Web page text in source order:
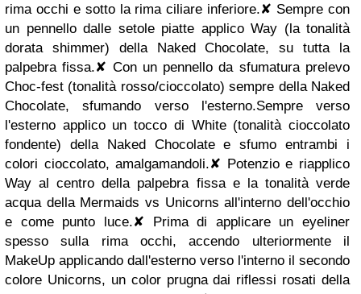
rima occhi e sotto la rima ciliare inferiore.✘ Sempre con
un pennello dalle setole piatte applico Way (la tonalità
dorata shimmer) della Naked Chocolate, su tutta la
palpebra fissa.✘ Con un pennello da sfumatura prelevo
Choc-fest (tonalità rosso/cioccolato) sempre della Naked
Chocolate, sfumando verso l'esterno.Sempre verso
l'esterno applico un tocco di White (tonalità cioccolato
fondente) della Naked Chocolate e sfumo entrambi i
colori cioccolato, amalgamandoli.✘ Potenzio e riapplico
Way al centro della palpebra fissa e la tonalità verde
acqua della Mermaids vs Unicorns all'interno dell'occhio
e come punto luce.✘ Prima di applicare un eyeliner
spesso sulla rima occhi, accendo ulteriormente il
MakeUp applicando dall'esterno verso l'interno il secondo
colore Unicorns, un color prugna dai riflessi rosati della